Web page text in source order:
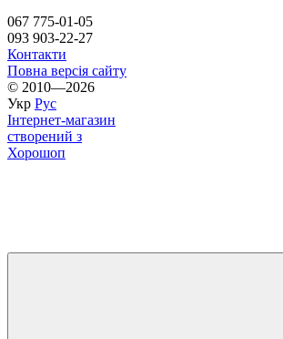
067 775-01-05
093 903-22-27
Контакти
Повна версія сайту
© 2010—2026
Укр Рус
Інтернет-магазин
створений з
Хорошоп